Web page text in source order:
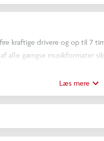
fire kraftige drivere og op til 7
alle gængse musikformater
lyset er med til at sikre en
(eller helt slå det fra).
Læs mere